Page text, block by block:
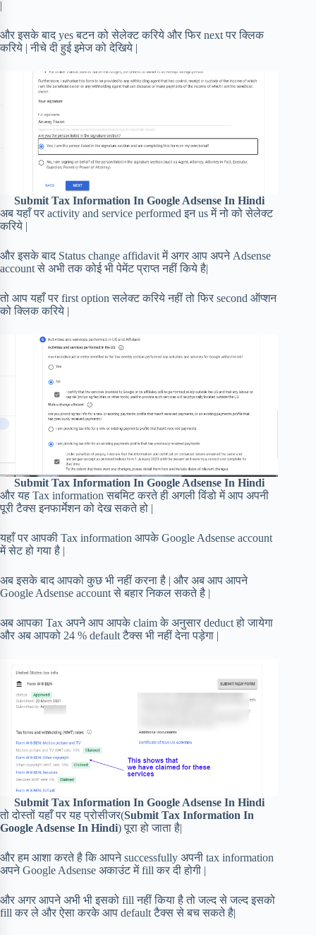
|
और इसके बाद yes बटन को सेलेक्ट करिये और फिर next पर क्लिक
करिये | नीचे दी हुई इमेज को देखिये |
Submit Tax Information In Google Adsense In Hindi
अब यहाँ पर activity and service performed इन us में नो को सेलेक्ट
करिये |
और इसके बाद Status change affidavit में अगर आप अपने Adsense
account से अभी तक कोई भी पेमेंट प्राप्त नहीं किये है|
तो आप यहाँ पर first option सलेक्ट करिये नहीं तो फिर second ऑप्शन
को क्लिक करिये |
Submit Tax Information In Google Adsense In Hindi
और यह Tax information सबमिट करते ही अगली विंडो में आप अपनी
पूरी टैक्स इनफार्मेशन को देख सकते हो |
यहाँ पर आपकी Tax information आपके Google Adsense account
में सेट हो गया है |
अब इसके बाद आपको कुछ भी नहीं करना है | और अब आप आपने
Google Adsense account से बहार निकल सकते है |
अब आपका Tax अपने आप आपके claim के अनुसार deduct हो जायेगा
और अब आपको 24 % default टैक्स भी नहीं देना पड़ेगा |
Submit Tax Information In Google Adsense In Hindi
तो दोस्तों यहाँ पर यह प्रोसीजर(Submit Tax Information In
Google Adsense In Hindi) पूरा हो जाता है|
और हम आशा करते है कि आपने successfully अपनी tax information
अपने Google Adsense अकाउंट में fill कर दी होगी |
और अगर आपने अभी भी इसको fill नहीं किया है तो जल्द से जल्द इसको
fill कर ले और ऐसा करके आप default टैक्स से बच सकते है|